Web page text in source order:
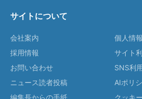
サイトについて
会社案内
採用情報
お問い合わせ
ニュース読者投稿
編集長からの手紙
個人情
サイト
SNS利
AIポリ
クッキ